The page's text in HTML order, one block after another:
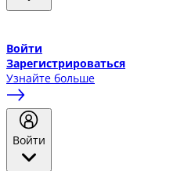
Войти
Зарегистрироваться
Узнайте больше
Войти